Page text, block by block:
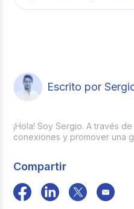
Escrito por
¡Hola! Soy Sergio. A través
conexiones y promover una
Compartir